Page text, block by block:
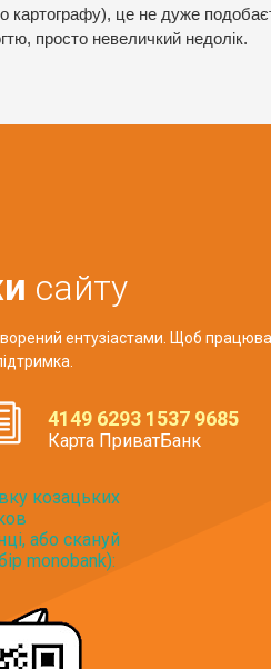
картографу), це не дуже
просто невеличкий недолік.
сайту
ентузіастами. Щоб
4149 6293 1537 9685
Карта ПриватБанк
козацьких
або скануй
monobank):